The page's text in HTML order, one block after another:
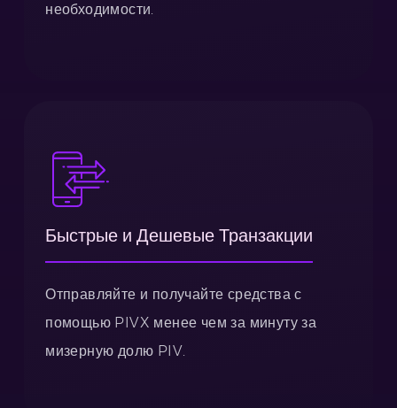
необходимости.
Быстрые и Дешевые Транзакции
Отправляйте и получайте средства с
помощью PIVX менее чем за минуту за
мизерную долю PIV.